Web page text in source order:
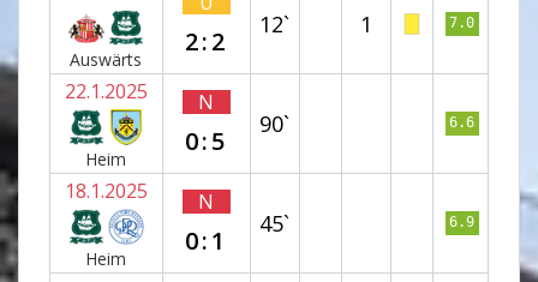
Auswärts
2:2
12` 1 7.0
22.1.2025
Heim
N
0:5
90` 6.6
18.1.2025
Heim
N
0:1
45` 6.9